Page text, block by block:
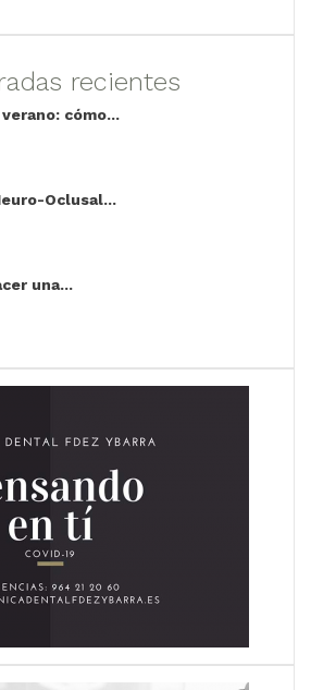
recientes
cómo...
Oclusal...
una...